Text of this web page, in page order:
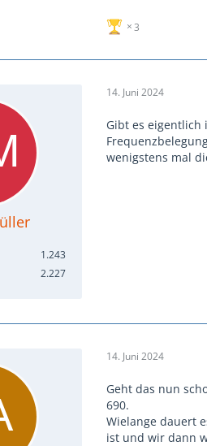
3
1.243
2.227
14. Juni 2024
Gibt es eigentlich
wenigstens mal
14. Juni 2024
Geht das nun
690.
Wielange dauert
ist und wir dann